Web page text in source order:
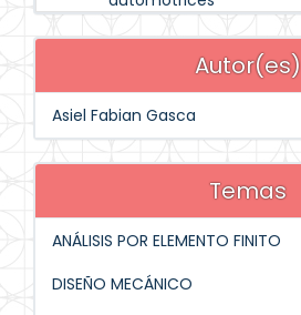
Autor(es)
Asiel Fabian Gasca
Temas
ANÁLISIS POR ELEMENTO FINITO
DISEÑO MECÁNICO